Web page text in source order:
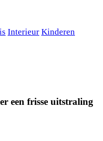
Interieur Kinderen
een frisse uitstraling